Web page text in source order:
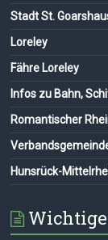
Stadt St.
Loreley
Fähre Loreley
Infos zu Bahn,
Romantischer
Hunsrück-